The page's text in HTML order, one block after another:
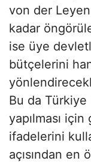
von der
kadar
ise üye
bütçelerini
Bu da Türkiye
yapılması
ifadelerini
açısından en